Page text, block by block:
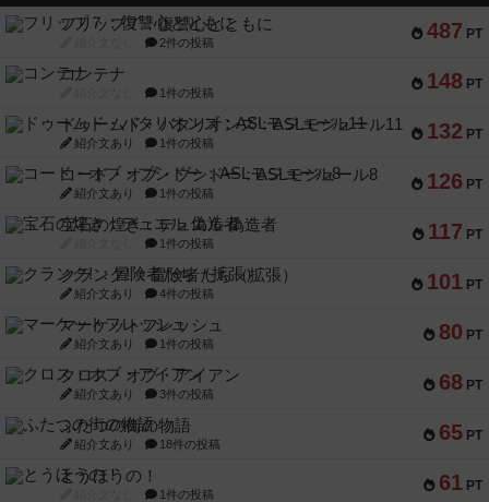
487 PT
フリップ７：復讐心とともに
2件の投稿
148 PT
コンテナ
1件の投稿
132 PT
ドゥームド・バタリオンズ：ASLモジュール11
紹介文あり 1件の投稿
126 PT
コード・オブ・ブシドー：ASLモジュール8
紹介文あり 1件の投稿
117 PT
宝石の煌き：デュエル 偽造者
1件の投稿
101 PT
クランク! ：冒険者たち（拡張）
紹介文あり 4件の投稿
80 PT
マーケットフレッシュ
紹介文あり 1件の投稿
68 PT
クロス・オブ・アイアン
紹介文あり 3件の投稿
65 PT
ふたつの街の物語
紹介文あり 18件の投稿
61 PT
とうほうの！
1件の投稿